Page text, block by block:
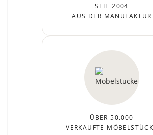
SEIT 2004
AUS DER MANUFAKTUR
ÜBER 50.000
VERKAUFTE